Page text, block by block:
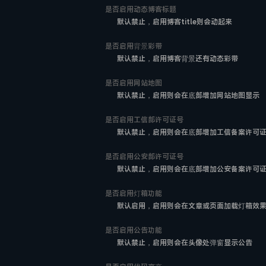
是否启用动态博客标题
默认禁止，启用博客title则会动起来
是否启用背景彩带
默认禁止，启用博客背景还有动态彩带
是否启用网站地图
默认禁止，启用则会在底部增加网站地图显示
是否启用工信部许可证号
默认禁止，启用则会在底部增加工信备案许可
是否启用公安部许可证号
默认禁止，启用则会在底部增加公安备案许可
是否启用灯箱功能
默认启用，启用则会在文章或页面加载灯箱效果
是否启用公告功能
默认禁止，启用则会在头像处弹窗显示公告